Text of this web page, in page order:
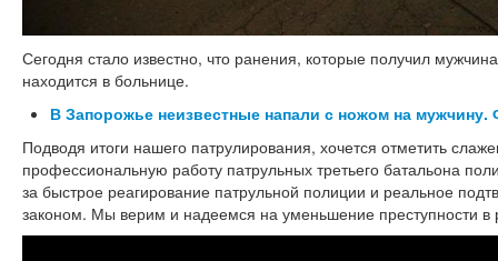
Сегодня стало известно, что ранения, которые получил
находится в больнице.
В Запорожье неизвестные напали с ножом на мужчину.
Подводя итоги нашего патрулирования, хочется отметить
профессиональную работу патрульных третьего батальона
за быстрое реагирование патрульной полиции и реальное
законом. Мы верим и надеемся на уменьшение преступности в